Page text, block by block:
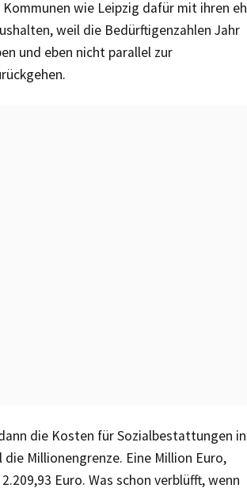
Kommunen wie Leipzig dafür mit ihren eh
weil die Bedürftigenzahlen Jahr
und eben nicht parallel zur
die Kosten für Sozialbestattungen in
Millionengrenze. Eine Million Euro,
Euro. Was schon verblüfft, wenn